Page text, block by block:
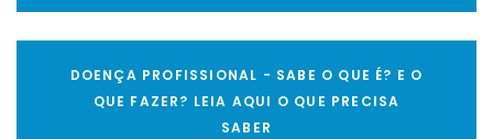
DOENÇA PROFISSIONAL - SABE O QUE É? E O
QUE FAZER? LEIA AQUI O QUE PRECISA
SABER